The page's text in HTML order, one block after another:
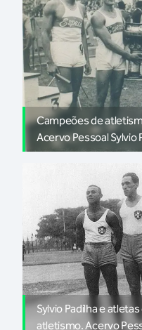
Campeões de
Acervo Pessoal Sylvio
Sylvio Padilha e
atletismo. Acervo